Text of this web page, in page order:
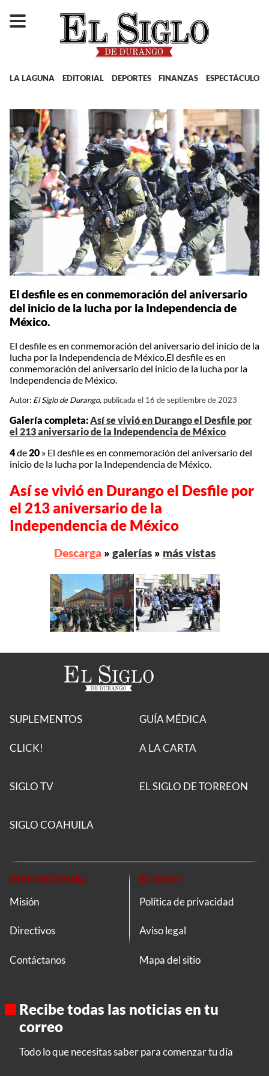
LA LAGUNA EDITORIAL DEPORTES FINANZAS ESPECTÁCULOS
El desfile es en conmemoración del aniversario
del inicio de la lucha por la Independencia de
México.
El desfile es en conmemoración del aniversario del inicio de la
lucha por la Independencia de México.El desfile es en
conmemoración del aniversario del inicio de la lucha por la
Independencia de México.
Autor: El Siglo de Durango, publicada el 16 de septiembre de 2023
Galería completa:Así se vivió en Durango el Desfile por
el 213 aniversario de la Independencia de México
4de20 » El desfile es en conmemoración del aniversario del
inicio de la lucha por la Independencia de México.
Así se vivió en Durango el Desfile por
el 213 aniversario de la
Independencia de México
Descarga» galerías» más vistas
SUPLEMENTOS
CLICK!
GUÍA MÉDICA
A LA CARTA
SIGLO TV EL SIGLO DE TORREON
SIGLO COAHUILA
INSTITUCIONAL
Misión
Directivos
Contáctanos
EL SIGLO
Política de privacidad
Aviso legal
Mapa del sitio
Recibe todas las noticias en tu
correo
Todo lo que necesitas saber para comenzar tu día